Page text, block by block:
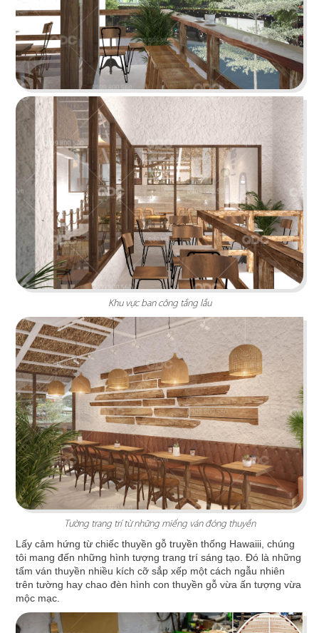
Chi tiết
KOI THÉ
QDC rất hân hạnh khi được đồng hành cùng chủ
đầu tư cho dự án tổng thầu thi công chi nhánh
KOI Thé đầu tiên tại Biên Hòa, Đồng Nai.
Chi tiết
CHEESE COFFEE
Thiết kế mang phong cách của một mùa hè xinh
đẹp và rực rỡ với các chi tiết tone màu vàng
sáng tươi tắn cùng các hình ảnh sống động
Chi tiết
Khu vực ban công tầng lầu
Tường trang trí từ những miếng ván đóng thuyền
Lấy cảm hứng từ chiếc thuyền gỗ truyền thống Hawaiii, chúng
tôi mang đến những hình tượng trang trí sáng tạo. Đó là những
tấm ván thuyền nhiều kích cỡ sắp xếp một cách ngẫu nhiên
trên tường hay chao đèn hình con thuyền gỗ vừa ấn tượng vừa
mộc mạc.